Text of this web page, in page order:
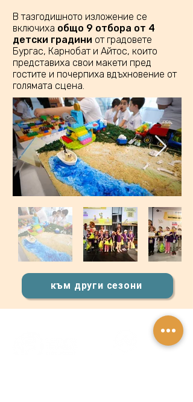
В тазгодишното изложение се
включиха общо 9 отбора от 4
детски градини от градовете
Бургас, Карнобат и Айтос, които
представиха свои макети пред
гостите и почерпиха вдъхновение от
голямата сцена.
към други сезони